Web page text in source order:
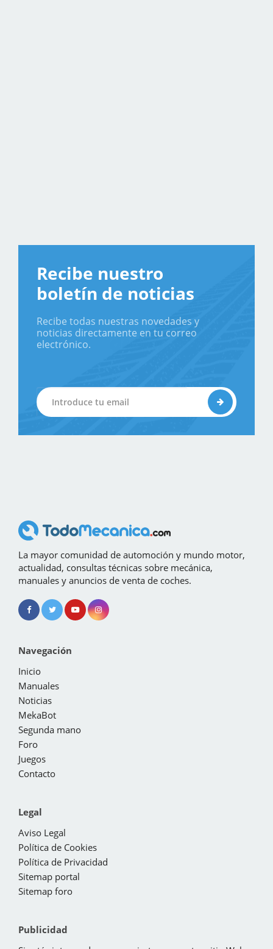
Recibe nuestro
boletín de noticias
Recibe todas nuestras novedades y
noticias directamente en tu correo
electrónico.
La mayor comunidad de automoción y mundo motor,
actualidad, consultas técnicas sobre mecánica,
manuales y anuncios de venta de coches.
Navegación
Inicio
Manuales
Noticias
MekaBot
Segunda mano
Foro
Juegos
Contacto
Legal
Aviso Legal
Política de Cookies
Política de Privacidad
Sitemap portal
Sitemap foro
Publicidad